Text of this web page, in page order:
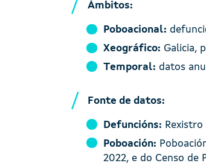
Ámbitos:
Poboacional:
Xeográfico: Galicia,
Temporal: datos
Fonte de datos:
Defuncións:
Poboación:
2022, e do Censo de